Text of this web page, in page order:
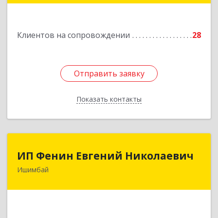
Клиентов на сопровождении 28
Отправить заявку
Показать контакты
Отправить заявку
Назад
ИП Фенин Евгений Николаевич
Ишимбай
ИП Фенин Евгений Николаевич
453211, Башкортостан Респ, Ишимбайский р-н,